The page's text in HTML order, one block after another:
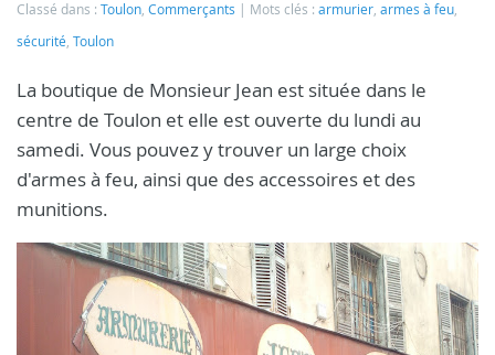
Classé dans : Toulon, Commerçants Mots clés : armurier, armes à feu,
sécurité, Toulon
La boutique de Monsieur Jean est située dans le
centre de Toulon et elle est ouverte du lundi au
samedi. Vous pouvez y trouver un large choix
d'armes à feu, ainsi que des accessoires et des
munitions.